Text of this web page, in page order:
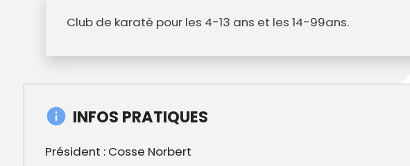
Club de karaté pour les 4-13 ans et les 14-99ans.
INFOS PRATIQUES
Président : Cosse Norbert